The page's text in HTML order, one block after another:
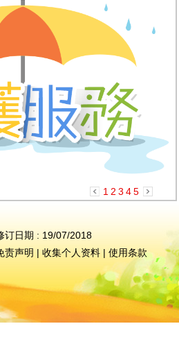
1 2 3 45
订日期 : 19/07/2018
责声明 | 收集个人资料 | 使用条款